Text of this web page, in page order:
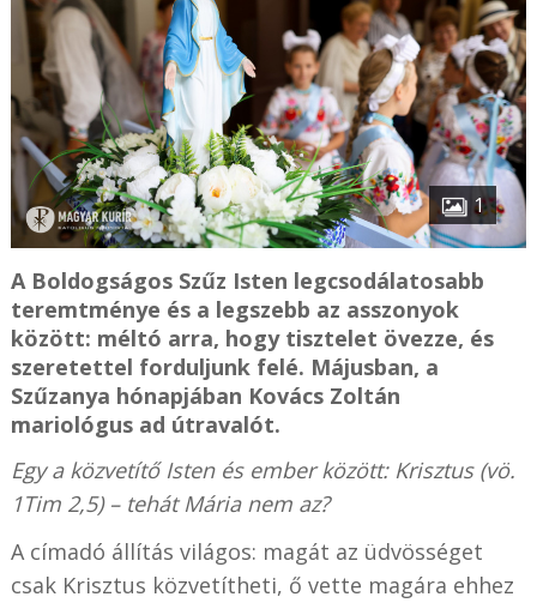
1
A Boldogságos Szűz Isten legcsodálatosabb
teremtménye és a legszebb az asszonyok
között: méltó arra, hogy tisztelet övezze, és
szeretettel forduljunk felé. Májusban, a
Szűzanya hónapjában Kovács Zoltán
mariológus ad útravalót.
Egy a közvetítő Isten és ember között: Krisztus (vö.
1Tim 2,5) – tehát Mária nem az?
A címadó állítás világos: magát az üdvösséget
csak Krisztus közvetítheti, ő vette magára ehhez